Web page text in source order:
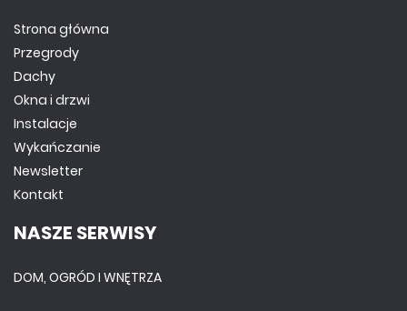
Strona główna
Przegrody
Dachy
Okna i drzwi
Instalacje
Wykańczanie
Newsletter
Kontakt
NASZE SERWISY
DOM, OGRÓD I WNĘTRZA